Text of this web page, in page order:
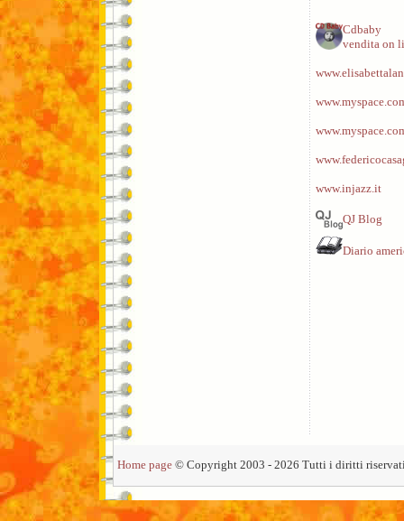
Cdbaby
vendita on
www.injazz.it
QJ Blog
Diario
Home page © Copyright 2003 - 2026 Tutti i diritti